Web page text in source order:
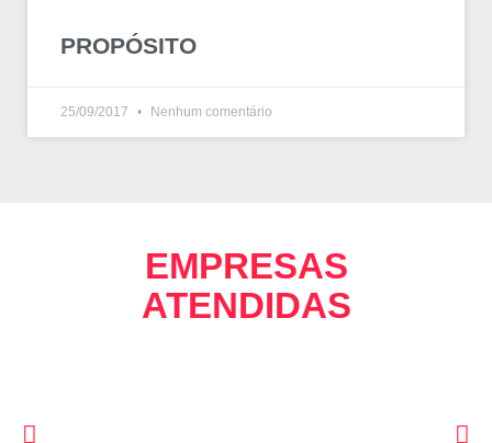
PROPÓSITO
25/09/2017 Nenhum comentário
EMPRESAS
ATENDIDAS